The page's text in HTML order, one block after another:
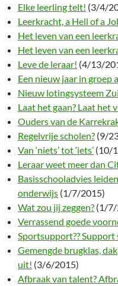
Elke leerling telt! (3/4/
Leerkracht, a Hell of a
Het leven van een
Het leven van een
Leve de leraar! (4/13/
Een nieuw jaar in groep
Nieuw lotingsysteem
Laat het gaan? Laat het
Ouders van de
Regelvrije scholen? (9/
Van ‘niets’ tot ‘iets’ (10/
Leraar weet meer dan
Basisschooladvies
onderwijs (1/7/2015)
Wat zou jij zeggen? (1/
Verrassend goede
Sportsupport??
Gemengde brugklas,
uit! (3/6/2015)
Afbraak van talent?